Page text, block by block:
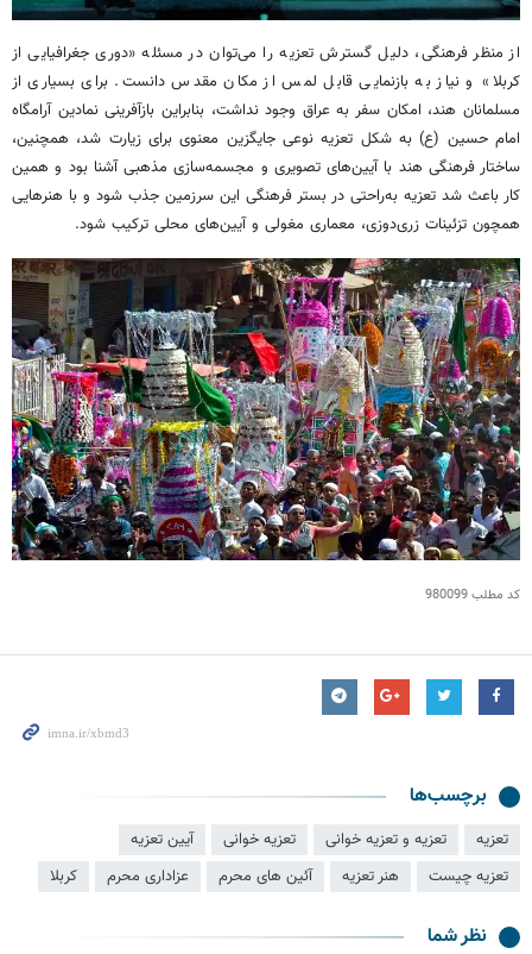
از منظر فرهنگی، دلیل گسترش تعزیه را می‌توان در مسئله «دوری جغرافیایی از
کربلا» و نیاز به بازنمایی قابل لمس از مکان مقدس دانست. برای بسیاری از
مسلمانان هند، امکان سفر به عراق وجود نداشت، بنابراین بازآفرینی نمادین آرامگاه
امام حسین (ع) به شکل تعزیه نوعی جایگزین معنوی برای زیارت شد، همچنین،
ساختار فرهنگی هند با آیین‌های تصویری و مجسمه‌سازی مذهبی آشنا بود و همین
کار باعث شد تعزیه به‌راحتی در بستر فرهنگی این سرزمین جذب شود و با هنرهایی
همچون تزئینات زری‌دوزی، معماری مغولی و آیین‌های محلی ترکیب شود.
کد مطلب980099
برچسب‌ها
تعزیه تعزیه و تعزیه خوانی تعزیه خوانی
آیین تعزیه
تعزیه چیست
هنر تعزیه آئین های محرم عزاداری محرم کربلا
نظر شما